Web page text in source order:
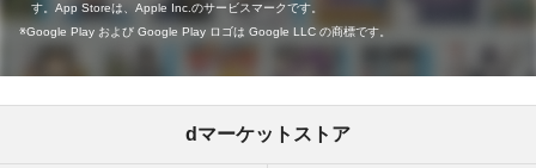
す。App Storeは、Apple Inc.のサービスマークです。
Google Play および Google Play ロゴは Google LLC の商標です。
dマーケットストア